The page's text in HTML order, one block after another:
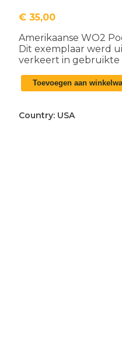
€ 35,00
Amerikaanse WO2
Dit exemplaar werd
verkeert in gebruikte
Amerikaanse
WO2
Guide
Toevoegen aan
Country: USA